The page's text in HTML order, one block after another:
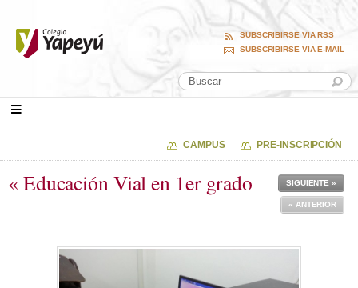
SUBSCRIBIRSE VIA RSS
SUBSCRIBIRSE VIA E-MAIL
CAMPUS PRE-INSCRIPCIÓN
« Educación Vial en 1er grado SIGUIENTE »
« ANTERIOR